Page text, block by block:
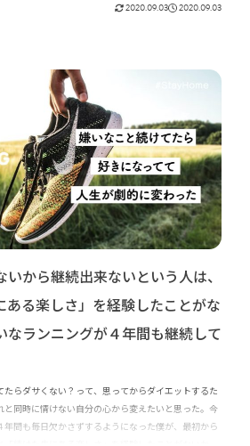
成功で徐々に増えたフリーランスとしての収入につい
2020.09.03 2020.09.03
から継続出来ないという人は、
ある楽しさ」を経験したことがな
なランニングが４年間も継続して
らダサくない？って、思ってからダイエットするた
と同時に情けない自分の心から変えたいと思った。今
間も毎日欠かさずするようになった僕が、最初から